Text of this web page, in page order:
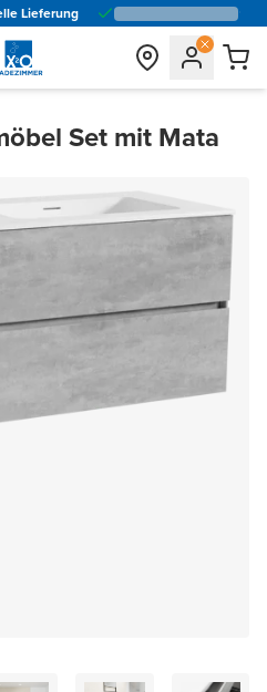
Lieferung
Set mit Mata